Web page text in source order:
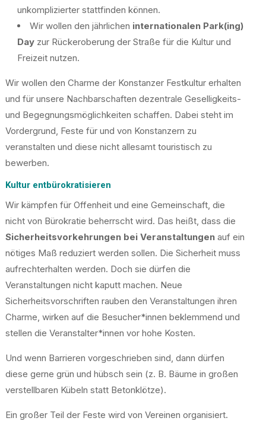
unkomplizierter stattfinden können.
Wir wollen den jährlichen internationalen Park(ing)
Day zur Rückeroberung der Straße für die Kultur und
Freizeit nutzen.
Wir wollen den Charme der Konstanzer Festkultur erhalten
und für unsere Nachbarschaften dezentrale Geselligkeits-
und Begegnungsmöglichkeiten schaffen. Dabei steht im
Vordergrund, Feste für und von Konstanzern zu
veranstalten und diese nicht allesamt touristisch zu
bewerben.
Kultur entbürokratisieren
Wir kämpfen für Offenheit und eine Gemeinschaft, die
nicht von Bürokratie beherrscht wird. Das heißt, dass die
Sicherheitsvorkehrungen bei Veranstaltungen auf ein
nötiges Maß reduziert werden sollen. Die Sicherheit muss
aufrechterhalten werden. Doch sie dürfen die
Veranstaltungen nicht kaputt machen. Neue
Sicherheitsvorschriften rauben den Veranstaltungen ihren
Charme, wirken auf die Besucher*innen beklemmend und
stellen die Veranstalter*innen vor hohe Kosten.
Und wenn Barrieren vorgeschrieben sind, dann dürfen
diese gerne grün und hübsch sein (z. B. Bäume in großen
verstellbaren Kübeln statt Betonklötze).
Ein großer Teil der Feste wird von Vereinen organisiert.